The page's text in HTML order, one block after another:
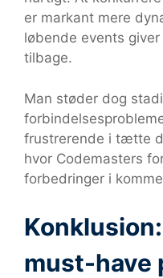
er markant mere
løbende events
tilbage.
Man støder dog
frustrerende i tætte
hvor Codemasters
forbedringer i
must-have